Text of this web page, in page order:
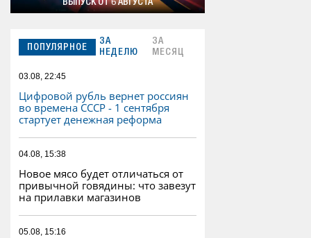
ВЫПУСК ОТ 6 АВГУСТА
ПОПУЛЯРНОЕ
ЗА
НЕДЕЛЮ
ЗА
МЕСЯЦ
03.08, 22:45
Цифровой рубль вернет россиян
во времена СССР - 1 сентября
стартует денежная реформа
04.08, 15:38
Новое мясо будет отличаться от
привычной говядины: что завезут
на прилавки магазинов
05.08, 15:16